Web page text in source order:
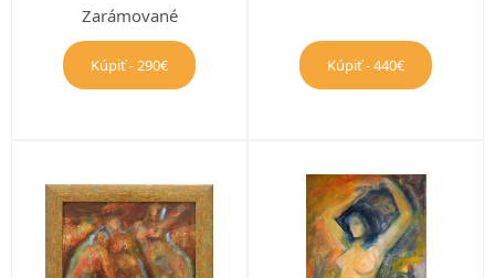
Zarámované
Kúpiť - 290€ Kúpiť - 440€